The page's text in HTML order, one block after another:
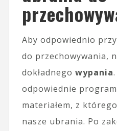
Aby odpowiednio
do przechowywania,
dokładnego wypania
odpowiednie
materiałem, z
nasze ubrania. Po